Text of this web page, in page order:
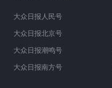
大众日报人民号
大众日报北京号
大众日报潮鸣号
大众日报南方号